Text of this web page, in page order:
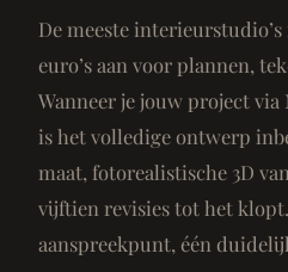
De meeste
euro’s aan voor plannen,
Wanneer je jouw project
is het volledige ontwerp
maat, fotorealistische 3D
vijftien revisies tot het
aanspreekpunt, één